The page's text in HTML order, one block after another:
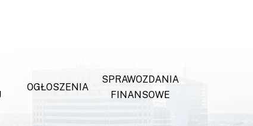
OGŁOSZENIA
SPRAWOZDANIA
FINANSOWE